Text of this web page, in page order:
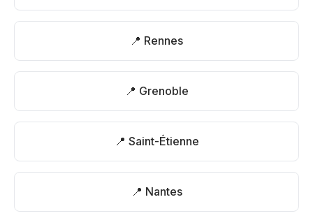
📍 Rennes
📍 Grenoble
📍 Saint-Étienne
📍 Nantes